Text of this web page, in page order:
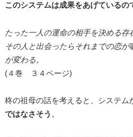
このシステムは成果をあげているの
たった一人の運命の相手を決める存
その人と出会ったらそれまでの恋が
が変わる。
(４巻 ３４ページ)
柊の祖母の話を考えると、システム
ではなさそう 。